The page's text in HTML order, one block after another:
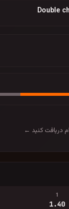
Double
دریافت کنید ←
1
1.40